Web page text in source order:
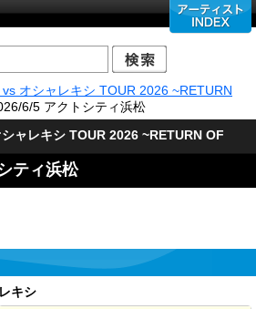
vs オシャレキシ TOUR 2026 ~RETURN
6/5 アクトシティ浜松
ャレキシ TOUR 2026 ~RETURN OF
ティ浜松
レキシ